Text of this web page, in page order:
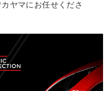
ヤマにお任せくださ